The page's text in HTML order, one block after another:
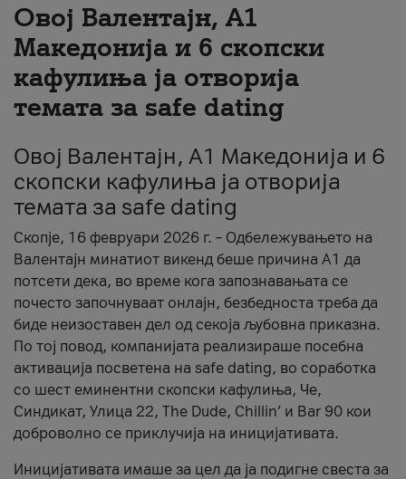
Овој Валентајн, A1
Македонија и 6 скопски
кафулиња ја отворија
темата за safe dating
Овој Валентајн, A1 Македонија и 6
скопски кафулиња ја отворија
темата за safe dating
Скопје, 16 февруари 2026 г. – Одбележувањето на
Валентајн минатиот викенд беше причина А1 да
потсети дека, во време кога запознавањата се
почесто започнуваат онлајн, безбедноста треба да
биде неизоставен дел од секоја љубовна приказна.
По тој повод, компанијата реализираше посебна
активација посветена на safe dating, во соработка
со шест еминентни скопски кафулиња, Че,
Синдикат, Улица 22, The Dude, Chillin’ и Bar 90 кои
доброволно се приклучија на иницијативата.
Иницијативата имаше за цел да ја подигне свеста за